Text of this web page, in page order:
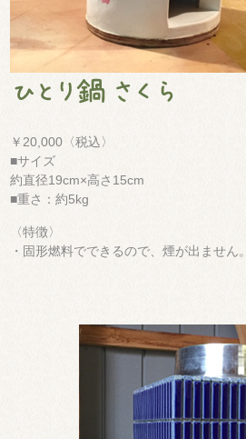
￥20,000〈税込〉
■サイズ
約直径19cm×高さ15cm
■重さ：約5kg
〈特徴〉
・固形燃料でできるので、煙が出ません。